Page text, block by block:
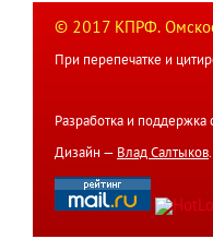
© 2017 КПРФ.
При перепечатке и
Разработка и поддержка
Дизайн — Влад Салтыков.